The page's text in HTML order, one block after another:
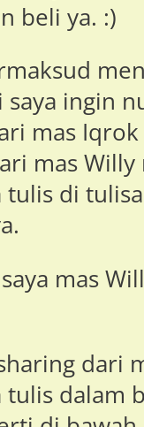
beli ya. :)
saya ingin
mas
mas
tulis di
mas
dari
tulis dalam